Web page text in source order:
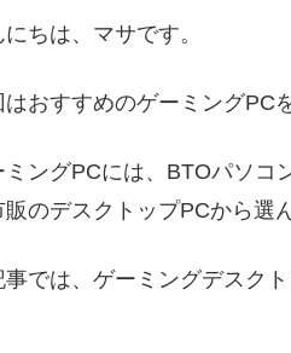
にちは、マサです。
はおすすめのゲーミングPC
ミングPCには、BTOパソコ
販のデスクトップPCから選
事では、ゲーミングデスク